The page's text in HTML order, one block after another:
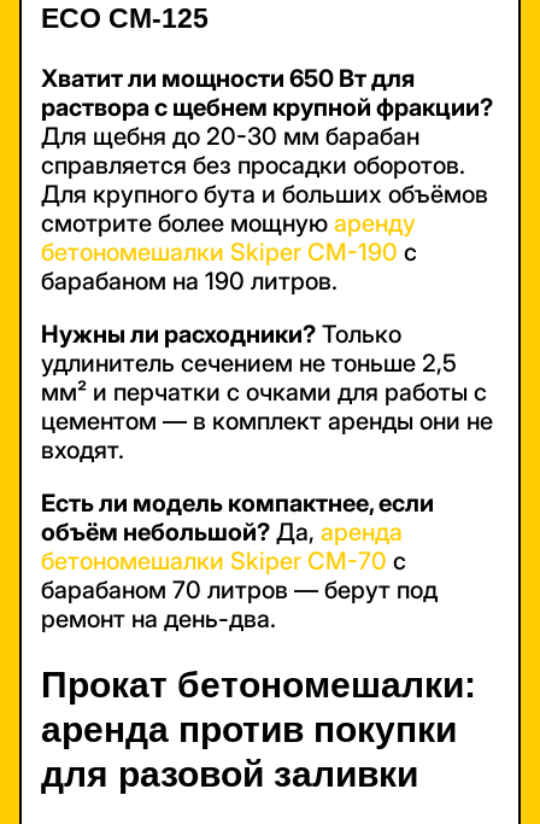
ECO CM-125
Хватит ли мощности 650 Вт для
раствора с щебнем крупной фракции?
Для щебня до 20-30 мм барабан
справляется без просадки оборотов.
Для крупного бута и больших объёмов
смотрите более мощную аренду
бетономешалки Skiper CM-190 с
барабаном на 190 литров.
Нужны ли расходники? Только
удлинитель сечением не тоньше 2,5
мм² и перчатки с очками для работы с
цементом — в комплект аренды они не
входят.
Есть ли модель компактнее, если
объём небольшой? Да, аренда
бетономешалки Skiper CM-70 с
барабаном 70 литров — берут под
ремонт на день-два.
Прокат бетономешалки:
аренда против покупки
для разовой заливки